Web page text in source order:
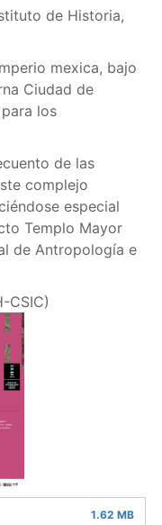
de Historia,
mexica, bajo
Ciudad de
los
de las
complejo
especial
Templo Mayor
de Antropología e
CSIC)
1.62 MB